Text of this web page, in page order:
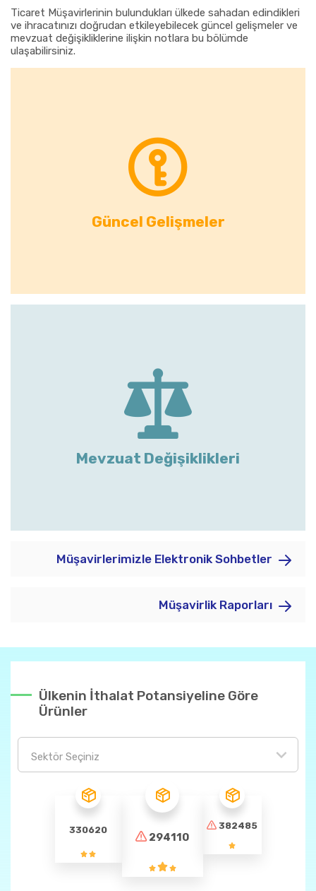
Ticaret Müşavirlerinin bulundukları ülkede sahadan edindikleri
ve ihracatınızı doğrudan etkileyebilecek güncel gelişmeler ve
mevzuat değişikliklerine ilişkin notlara bu bölümde
ulaşabilirsiniz.
Güncel Gelişmeler
Mevzuat Değişiklikleri
Müşavirlerimizle Elektronik Sohbetler
Müşavirlik Raporları
Ülkenin İthalat Potansiyeline Göre
Ürünler
Sektör Seçiniz
330620
294110
382485